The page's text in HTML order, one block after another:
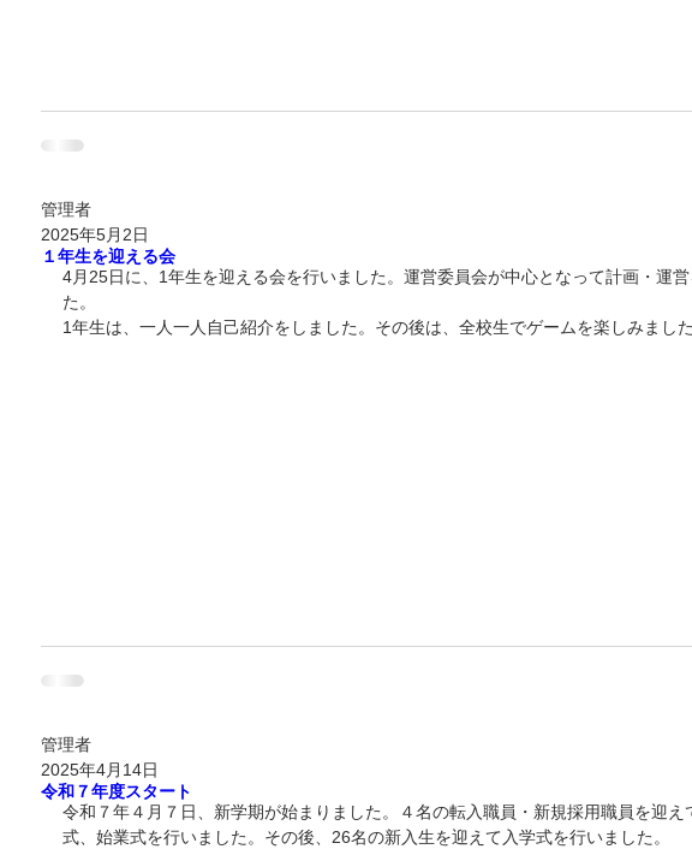
１年生を迎える会
管理者
2025年5月2日
4月25日に、1年生を迎える会を行いました。運営委員会が中心となって計画・運
た。
1年生は、一人一人自己紹介をしました。その後は、全校生でゲームを楽しみました
令和７年度スタート
管理者
2025年4月14日
令和７年４月７日、新学期が始まりました。４名の転入職員・新規採用職員を迎え
式、始業式を行いました。その後、26名の新入生を迎えて入学式を行いました。